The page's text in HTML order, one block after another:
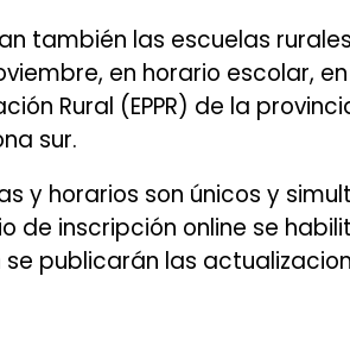
también las escuelas
en horario escolar,
Rural (EPPR) de la
sur.
y horarios son únicos y
de inscripción online se
publicarán las